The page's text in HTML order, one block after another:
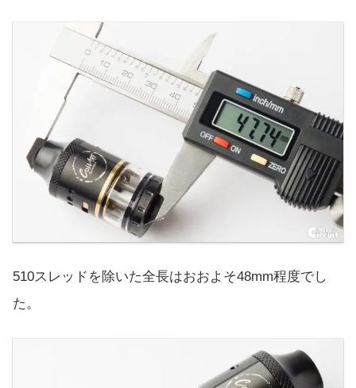
510スレッドを除いた全長はおおよそ48mm程度でし
た。